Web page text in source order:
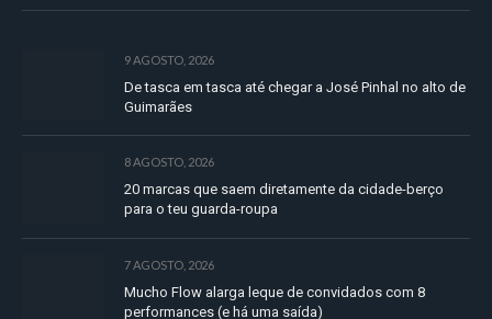
9 AGOSTO, 2026
De tasca em tasca até chegar a José Pinhal no alto de
Guimarães
8 AGOSTO, 2026
20 marcas que saem diretamente da cidade-berço
para o teu guarda-roupa
7 AGOSTO, 2026
Mucho Flow alarga leque de convidados com 8
performances (e há uma saída)